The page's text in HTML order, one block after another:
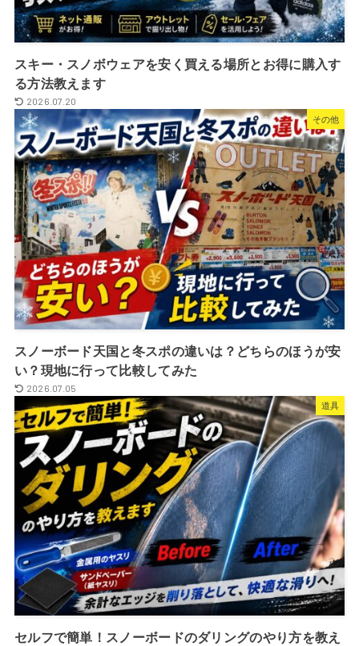
スキー・スノボウェアを安く買える場所とお得に購入す
る方法教えます
2026.07.20
その他
スノーボード天国と冬スポの違いは？どちらのほうが安
い？現地に行って比較してみた
2026.07.05
道具
セルフで簡単！スノーボードのダリングのやり方を教え